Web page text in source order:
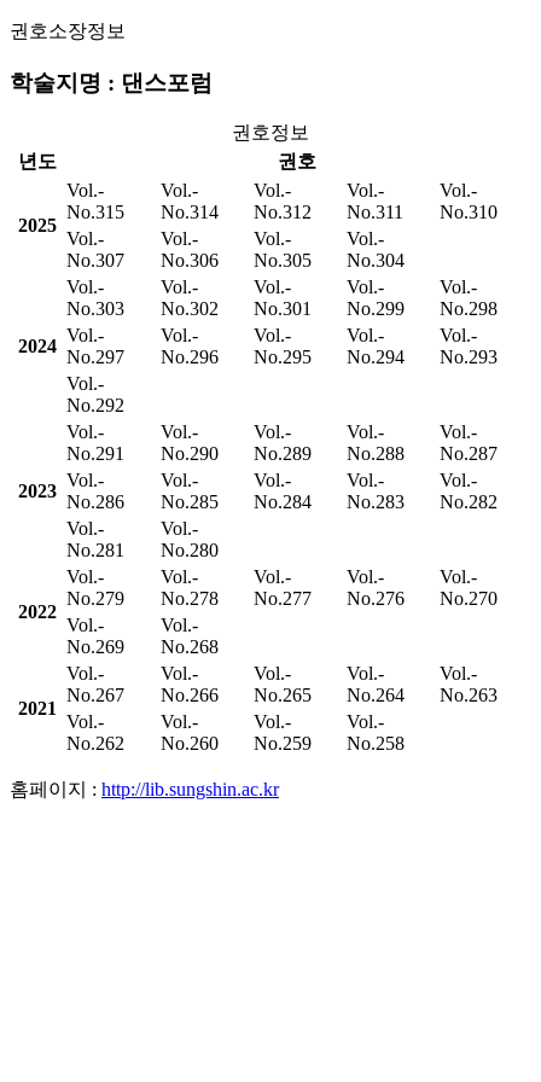
권호소장정보
학술지명 : 댄스포럼
권호정보
년도
권호
2025
Vol.-
No.315
Vol.-
No.314
Vol.-
No.312
Vol.-
No.311
Vol.-
No.310
Vol.-
No.307
Vol.-
No.306
Vol.-
No.305
Vol.-
No.304
2024
Vol.-
No.303
Vol.-
No.302
Vol.-
No.301
Vol.-
No.299
Vol.-
No.298
Vol.-
No.297
Vol.-
No.296
Vol.-
No.295
Vol.-
No.294
Vol.-
No.293
Vol.-
No.292
2023
Vol.-
No.291
Vol.-
No.290
Vol.-
No.289
Vol.-
No.288
Vol.-
No.287
Vol.-
No.286
Vol.-
No.285
Vol.-
No.284
Vol.-
No.283
Vol.-
No.282
Vol.-
No.281
Vol.-
No.280
2022
Vol.-
No.279
Vol.-
No.278
Vol.-
No.277
Vol.-
No.276
Vol.-
No.270
Vol.-
No.269
Vol.-
No.268
2021
Vol.-
No.267
Vol.-
No.266
Vol.-
No.265
Vol.-
No.264
Vol.-
No.263
Vol.-
No.262
Vol.-
No.260
Vol.-
No.259
Vol.-
No.258
홈페이지 : http://lib.sungshin.ac.kr